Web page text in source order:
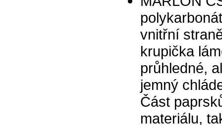
vnitřní
krupička
průhledné,
jemný
Část
materiálu,